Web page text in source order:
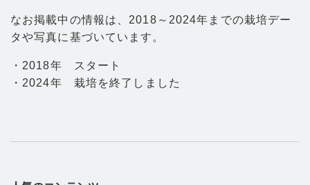
なお掲載中の情報は、2018～2024年までの栽培デー
タや写真に基づいています。
・2018年 スタート
・2024年 栽培を終了しました